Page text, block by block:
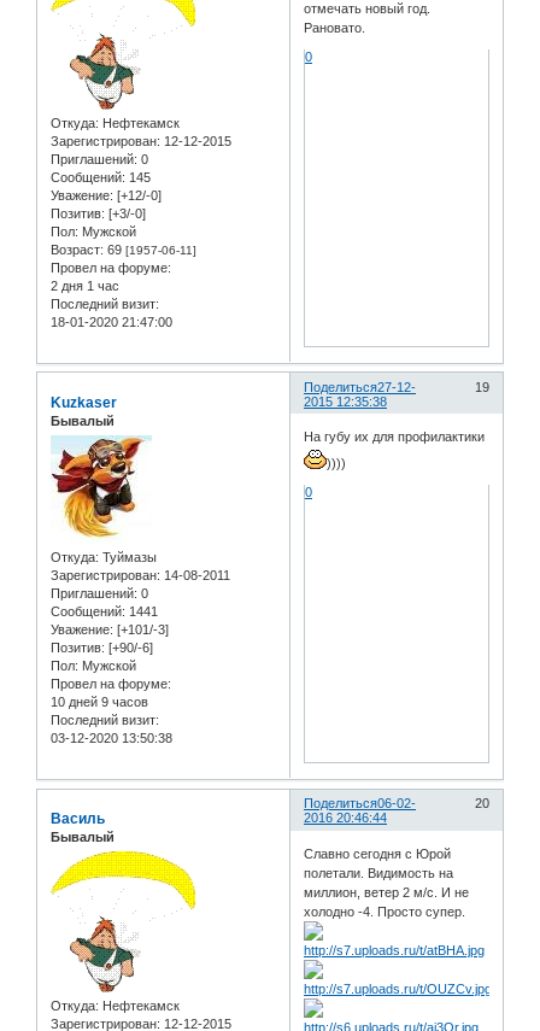
Откуда: Нефтекамск
Зарегистрирован: 12-12-2015
Приглашений: 0
Сообщений: 145
Уважение: [+12/-0]
Позитив: [+3/-0]
Пол: Мужской
Возраст: 69 [1957-06-11]
Провел на форуме:
2 дня 1 час
Последний визит:
18-01-2020 21:47:00
отмечать новый год.
Рановато.
0
Поделиться 19
27-12-
2015 12:35:38
Kuzkaser
Бывалый
Откуда: Туймазы
Зарегистрирован: 14-08-2011
Приглашений: 0
Сообщений: 1441
Уважение: [+101/-3]
Позитив: [+90/-6]
Пол: Мужской
Провел на форуме:
10 дней 9 часов
Последний визит:
03-12-2020 13:50:38
На губу их для профилактики
))))
0
Поделиться 20
06-02-
2016 20:46:44
Василь
Бывалый
Откуда: Нефтекамск
Зарегистрирован: 12-12-2015
Славно сегодня с Юрой
полетали. Видимость на
миллион, ветер 2 м/с. И не
холодно -4. Просто супер.